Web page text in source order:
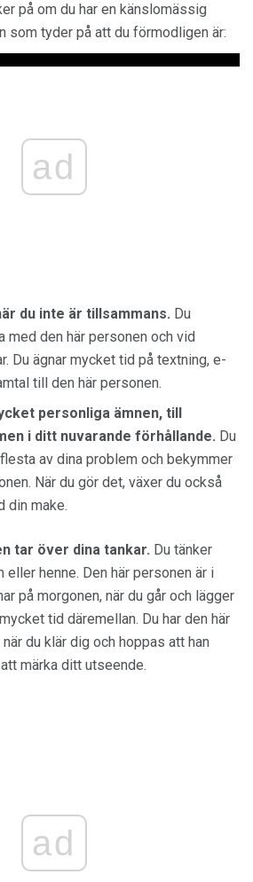
på om du har en känslomässig
som tyder på att du förmodligen är:
ad
du inte är tillsammans. Du
med den här personen och vid
Du ägnar mycket tid på textning, e-
till den här personen.
personliga ämnen, till
i ditt nuvarande förhållande. Du
av dina problem och bekymmer
När du gör det, växer du också
din make.
tar över dina tankar. Du tänker
eller henne. Den här personen är i
på morgonen, när du går och lägger
tid däremellan. Du har den här
du klär dig och hoppas att han
märka ditt utseende.
ad